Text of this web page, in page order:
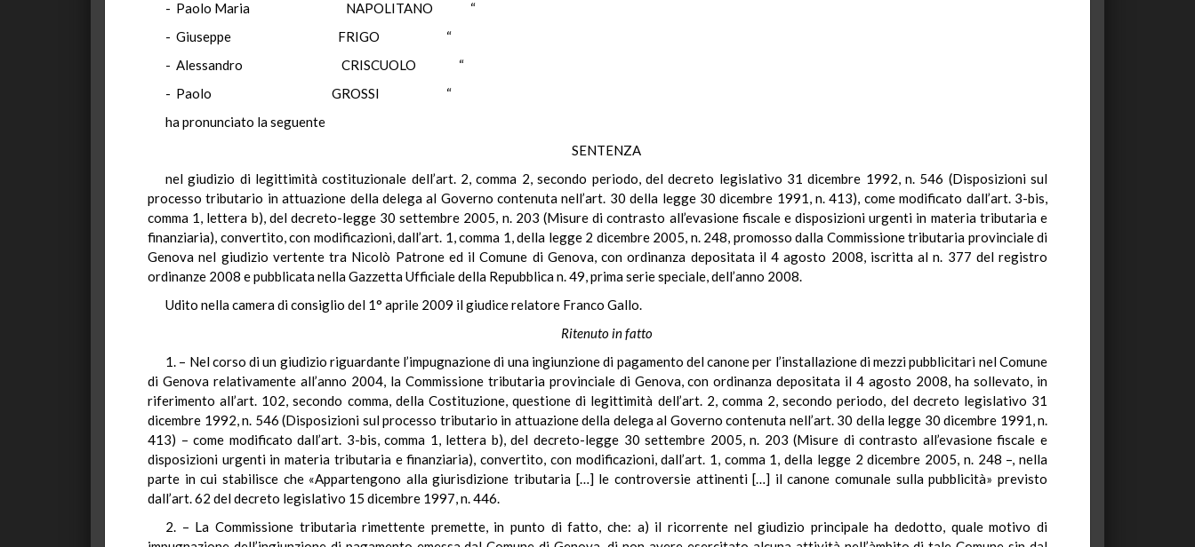
- Paolo Maria NAPOLITANO “
- Giuseppe FRIGO “
- Alessandro CRISCUOLO “
- Paolo GROSSI “
ha pronunciato la seguente
SENTENZA
nel giudizio di legittimità costituzionale dell’art. 2, comma 2, secondo periodo, del decreto legislativo 31 dicembre 1992, n. 546 (Disposizioni sul
processo tributario in attuazione della delega al Governo contenuta nell’art. 30 della legge 30 dicembre 1991, n. 413), come modificato dall’art. 3-bis,
comma 1, lettera b), del decreto-legge 30 settembre 2005, n. 203 (Misure di contrasto all’evasione fiscale e disposizioni urgenti in materia tributaria e
finanziaria), convertito, con modificazioni, dall’art. 1, comma 1, della legge 2 dicembre 2005, n. 248, promosso dalla Commissione tributaria provinciale di
Genova nel giudizio vertente tra Nicolò Patrone ed il Comune di Genova, con ordinanza depositata il 4 agosto 2008, iscritta al n. 377 del registro
ordinanze 2008 e pubblicata nella Gazzetta Ufficiale della Repubblica n. 49, prima serie speciale, dell’anno 2008.
Udito nella camera di consiglio del 1° aprile 2009 il giudice relatore Franco Gallo.
Ritenuto in fatto
1. – Nel corso di un giudizio riguardante l’impugnazione di una ingiunzione di pagamento del canone per l’installazione di mezzi pubblicitari nel Comune
di Genova relativamente all’anno 2004, la Commissione tributaria provinciale di Genova, con ordinanza depositata il 4 agosto 2008, ha sollevato, in
riferimento all’art. 102, secondo comma, della Costituzione, questione di legittimità dell’art. 2, comma 2, secondo periodo, del decreto legislativo 31
dicembre 1992, n. 546 (Disposizioni sul processo tributario in attuazione della delega al Governo contenuta nell’art. 30 della legge 30 dicembre 1991, n.
413) – come modificato dall’art. 3-bis, comma 1, lettera b), del decreto-legge 30 settembre 2005, n. 203 (Misure di contrasto all’evasione fiscale e
disposizioni urgenti in materia tributaria e finanziaria), convertito, con modificazioni, dall’art. 1, comma 1, della legge 2 dicembre 2005, n. 248 –, nella
parte in cui stabilisce che «Appartengono alla giurisdizione tributaria […] le controversie attinenti […] il canone comunale sulla pubblicità» previsto
dall’art. 62 del decreto legislativo 15 dicembre 1997, n. 446.
2. – La Commissione tributaria rimettente premette, in punto di fatto, che: a) il ricorrente nel giudizio principale ha dedotto, quale motivo di